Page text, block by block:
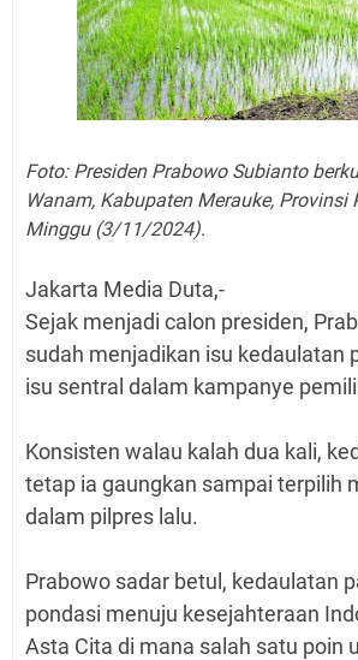
Foto: Presiden Prabowo Subianto
Wanam, Kabupaten Merauke, Provinsi
Minggu (3/11/2024).
Jakarta Media Duta,-
Sejak menjadi calon presiden,
sudah menjadikan isu kedaulatan
isu sentral dalam kampanye
Konsisten walau kalah dua kali,
tetap ia gaungkan sampai terpilih
dalam pilpres lalu.
Prabowo sadar betul, kedaulatan
pondasi menuju kesejahteraan
Asta Cita di mana salah satu poin